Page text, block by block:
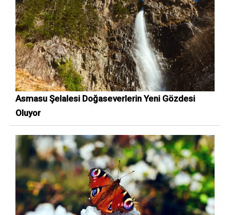
Asmasu Şelalesi Doğaseverlerin Yeni Gözdesi
Oluyor